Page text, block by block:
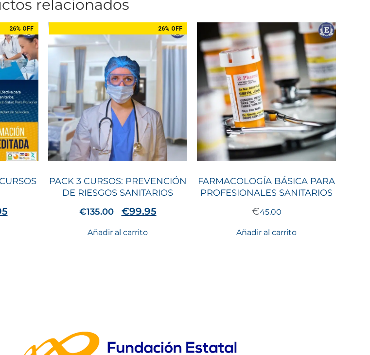
relacionados
26% OFF 26% OFF
PACK 3 CURSOS: PREVENCIÓN
DE RIESGOS SANITARIOS
€135.00 €99.95
Añadir al carrito
FARMACOLOGÍA BÁSICA PARA
PROFESIONALES SANITARIOS
€45.00
Añadir al carrito